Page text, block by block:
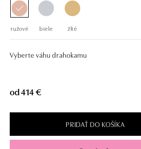
ružové biele žlté
Vyberte váhu drahokamu
od 414 €
PRIDAŤ DO KOŠÍKA